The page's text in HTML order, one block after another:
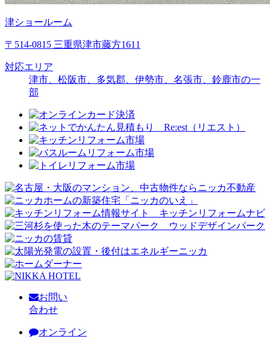
津ショールーム
〒514-0815 三重県津市藤方1611
対応エリア
津市、松阪市、多気郡、伊勢市、名張市、鈴鹿市の一
部
お問い
合わせ
オンライン